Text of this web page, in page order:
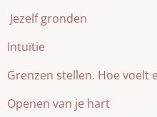
Jezelf gronden
Intuïtie
Grenzen stellen. Hoe voelt
Openen van je hart